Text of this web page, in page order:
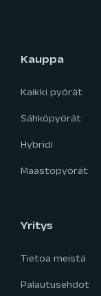
Kauppa
Kaikki pyörät
Sähköpyörät
Hybridi
Maastopyörät
Yritys
Tietoa meistä
Palautusehdot